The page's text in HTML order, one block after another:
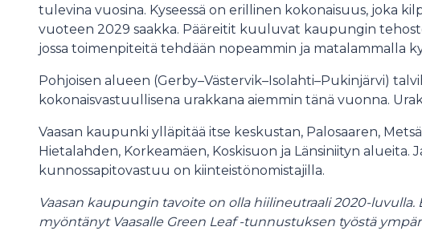
tulevina vuosina. Kyseessä on erillinen kokonaisuus, joka
vuoteen 2029 saakka. Pääreitit kuuluvat kaupungin
jossa toimenpiteitä tehdään nopeammin ja matalammalla
Pohjoisen alueen (Gerby–Västervik–Isolahti–Pukinjärvi)
kokonaisvastuullisena urakkana aiemmin tänä vuonna.
Vaasan kaupunki ylläpitää itse keskustan, Palosaaren,
Hietalahden, Korkeamäen, Koskisuon ja Länsiniityn alueita.
kunnossapitovastuu on kiinteistönomistajilla.
Vaasan kaupungin tavoite on olla hiilineutraali 2020-
myöntänyt Vaasalle Green Leaf -tunnustuksen työstä